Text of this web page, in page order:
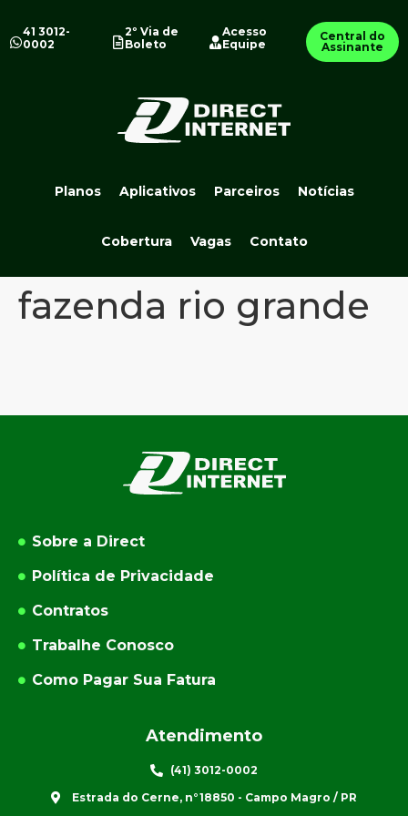
41 3012-
0002
2º Via de
Boleto
Acesso
Equipe
Central do
Assinante
Planos Aplicativos Parceiros Notícias
Cobertura Vagas Contato
fazenda rio grande
Sobre a Direct
Política de Privacidade
Contratos
Trabalhe Conosco
Como Pagar Sua Fatura
Atendimento
(41) 3012-0002
Estrada do Cerne, n°18850 - Campo Magro / PR